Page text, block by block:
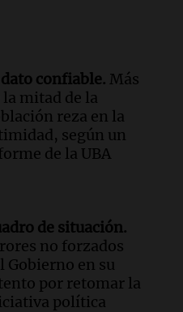
confiable. Más
la mitad de la
reza en la
según un
de la UBA
de situación.
no forzados
Gobierno en su
por retomar la
política